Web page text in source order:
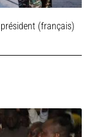
président (français)